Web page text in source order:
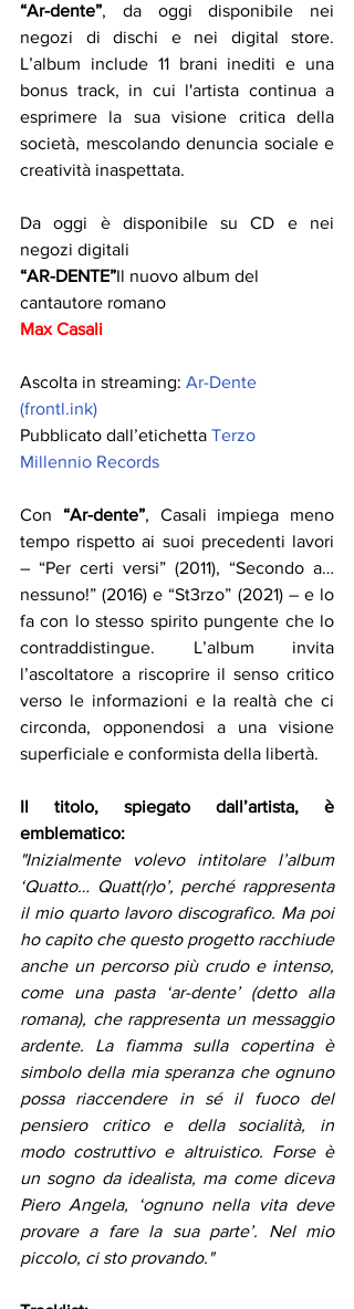
“Ar-dente”, da oggi disponibile nei
negozi di dischi e nei digital store.
L’album include 11 brani inediti e una
bonus track, in cui l'artista continua a
esprimere la sua visione critica della
società, mescolando denuncia sociale e
creatività inaspettata.
Da oggi è disponibile su CD e nei
negozi digitali
“AR-DENTE”Il nuovo album del
cantautore romano
Max Casali
Ascolta in streaming: Ar-Dente
(frontl.ink)
Pubblicato dall’etichetta Terzo
Millennio Records
Con “Ar-dente”, Casali impiega meno
tempo rispetto ai suoi precedenti lavori
– “Per certi versi” (2011), “Secondo a…
nessuno!” (2016) e “St3rzo” (2021) – e lo
fa con lo stesso spirito pungente che lo
contraddistingue. L’album invita
l’ascoltatore a riscoprire il senso critico
verso le informazioni e la realtà che ci
circonda, opponendosi a una visione
superficiale e conformista della libertà.
Il titolo, spiegato dall’artista, è
emblematico:
"Inizialmente volevo intitolare l’album
‘Quatto… Quatt(r)o’, perché rappresenta
il mio quarto lavoro discografico. Ma poi
ho capito che questo progetto racchiude
anche un percorso più crudo e intenso,
come una pasta ‘ar-dente’ (detto alla
romana), che rappresenta un messaggio
ardente. La fiamma sulla copertina è
simbolo della mia speranza che ognuno
possa riaccendere in sé il fuoco del
pensiero critico e della socialità, in
modo costruttivo e altruistico. Forse è
un sogno da idealista, ma come diceva
Piero Angela, ‘ognuno nella vita deve
provare a fare la sua parte’. Nel mio
piccolo, ci sto provando."